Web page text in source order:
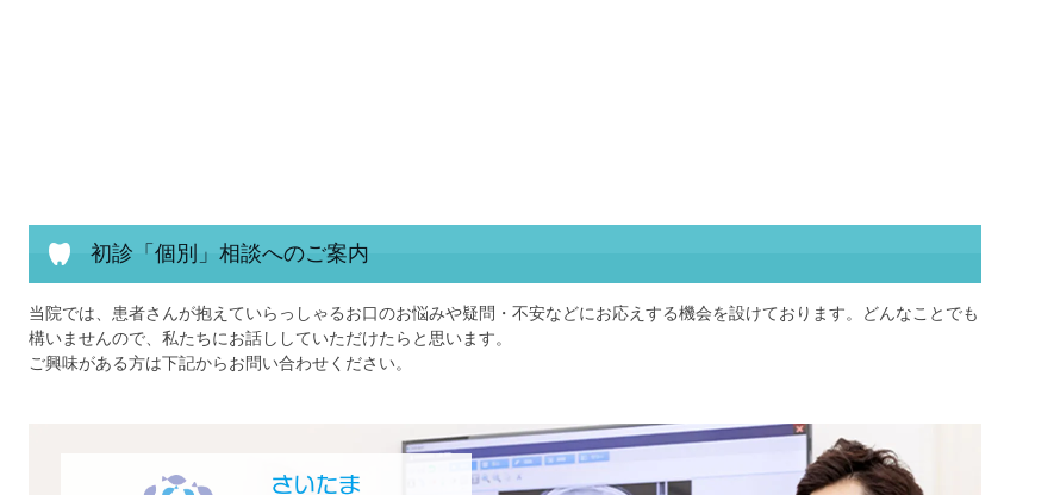
初診「個別」相談へのご案内
当院では、患者さんが抱えていらっしゃるお口のお悩みや疑問・不安などにお応えする機会を設けております。どんなことでも
構いませんので、私たちにお話ししていただけたらと思います。
ご興味がある方は下記からお問い合わせください。